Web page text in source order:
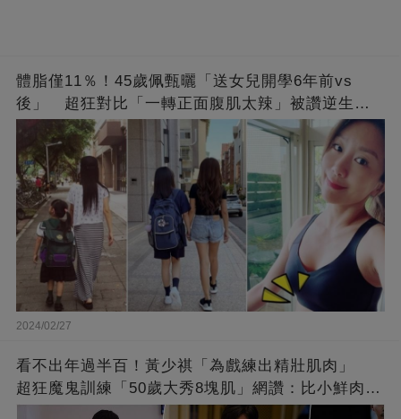
體脂僅11％！45歲佩甄曬「送女兒開學6年前vs
後」 超狂對比「一轉正面腹肌太辣」被讚逆生
長：媽媽變姊姊❤
2024/02/27
看不出年過半百！黃少祺「為戲練出精壯肌肉」
超狂魔鬼訓練「50歲大秀8塊肌」網讚：比小鮮肉猛